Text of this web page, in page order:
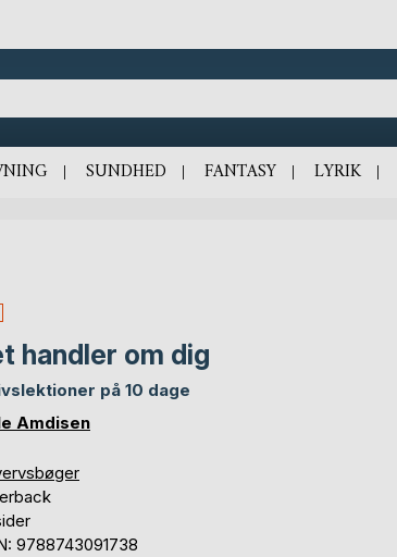
SUNDHED FANTASY LYRIK
handler om dig
på 10 dage
Amdisen
9788743091738